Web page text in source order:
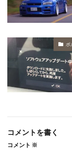
ポ
コメントを書く
コメント ※